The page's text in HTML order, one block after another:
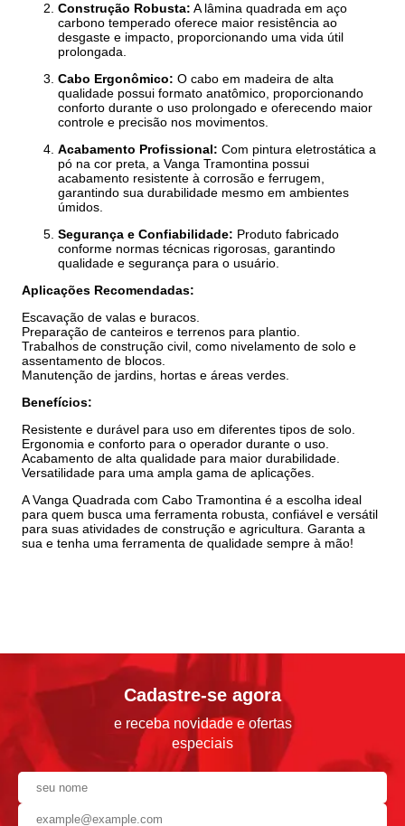
Construção Robusta: A lâmina quadrada em aço
carbono temperado oferece maior resistência ao
desgaste e impacto, proporcionando uma vida útil
prolongada.
Cabo Ergonômico: O cabo em madeira de alta
qualidade possui formato anatômico, proporcionando
conforto durante o uso prolongado e oferecendo maior
controle e precisão nos movimentos.
Acabamento Profissional: Com pintura eletrostática a
pó na cor preta, a Vanga Tramontina possui
acabamento resistente à corrosão e ferrugem,
garantindo sua durabilidade mesmo em ambientes
úmidos.
Segurança e Confiabilidade: Produto fabricado
conforme normas técnicas rigorosas, garantindo
qualidade e segurança para o usuário.
Aplicações Recomendadas:
Escavação de valas e buracos.
Preparação de canteiros e terrenos para plantio.
Trabalhos de construção civil, como nivelamento de solo e
assentamento de blocos.
Manutenção de jardins, hortas e áreas verdes.
Benefícios:
Resistente e durável para uso em diferentes tipos de solo.
Ergonomia e conforto para o operador durante o uso.
Acabamento de alta qualidade para maior durabilidade.
Versatilidade para uma ampla gama de aplicações.
A Vanga Quadrada com Cabo Tramontina é a escolha ideal
para quem busca uma ferramenta robusta, confiável e versátil
para suas atividades de construção e agricultura. Garanta a
sua e tenha uma ferramenta de qualidade sempre à mão!
Cadastre-se agora
e receba novidade e ofertas
especiais